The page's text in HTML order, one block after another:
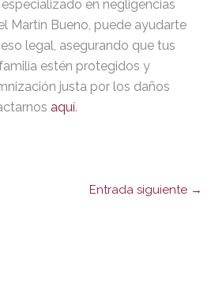
en negligencias
Martín Bueno, puede ayudarte
legal, asegurando que tus
estén protegidos y
justa por los daños
aquí.
Entrada siguiente →